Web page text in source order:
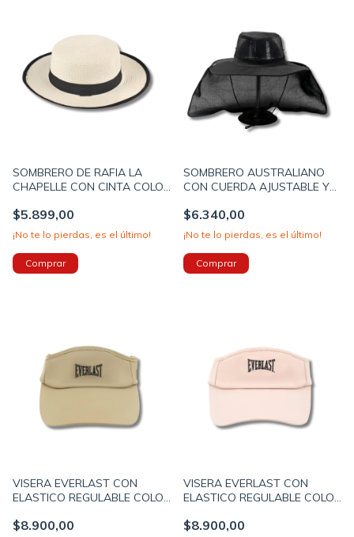
SOMBRERO DE RAFIA LA
CHAPELLE CON CINTA COLOR
$5.899,00
¡No te lo pierdas, es el último!
SOMBRERO AUSTRALIANO
CON CUERDA AJUSTABLE Y
NEGRO (40660A)
$6.340,00
¡No te lo pierdas, es el último!
VISERA EVERLAST CON
ELASTICO REGULABLE COLOR
$8.900,00
VISERA EVERLAST CON
ELASTICO REGULABLE COLOR
$8.900,00